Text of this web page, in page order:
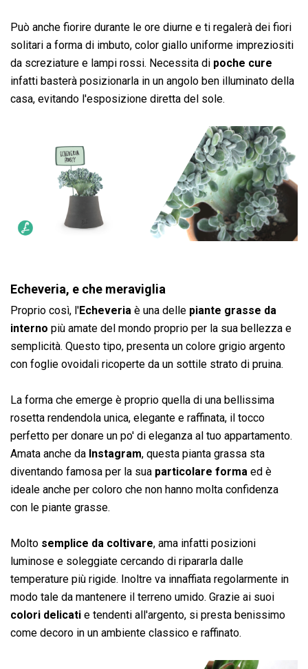
Può anche fiorire durante le ore diurne e ti regalerà dei fiori
solitari a forma di imbuto, color giallo uniforme impreziositi
da screziature e lampi rossi. Necessita di poche cure
infatti basterà posizionarla in un angolo ben illuminato della
casa, evitando l'esposizione diretta del sole.
Echeveria, e che meraviglia
Proprio così, l'Echeveria è una delle piante grasse da
interno più amate del mondo proprio per la sua bellezza e
semplicità. Questo tipo, presenta un colore grigio argento
con foglie ovoidali ricoperte da un sottile strato di pruina.
La forma che emerge è proprio quella di una bellissima
rosetta rendendola unica, elegante e raffinata, il tocco
perfetto per donare un po' di eleganza al tuo appartamento.
Amata anche da Instagram, questa pianta grassa sta
diventando famosa per la sua particolare forma ed è
ideale anche per coloro che non hanno molta confidenza
con le piante grasse.
Molto semplice da coltivare, ama infatti posizioni
luminose e soleggiate cercando di ripararla dalle
temperature più rigide. Inoltre va innaffiata regolarmente in
modo tale da mantenere il terreno umido. Grazie ai suoi
colori delicati e tendenti all'argento, si presta benissimo
come decoro in un ambiente classico e raffinato.